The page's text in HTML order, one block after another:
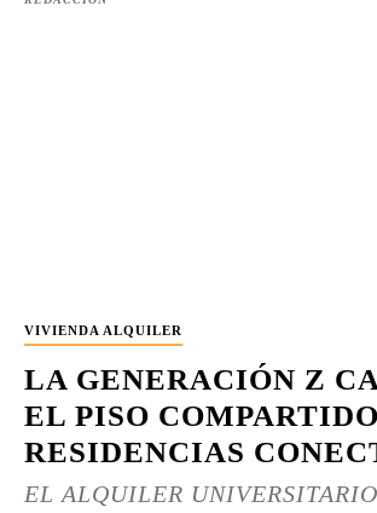
VIVIENDA ALQUILER
LA GENERACIÓN Z
EL PISO
RESIDENCIAS
EL ALQUILER